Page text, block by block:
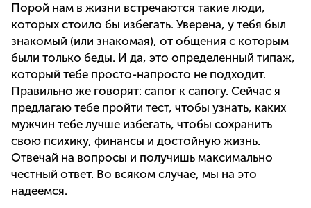
Порой нам в жизни встречаются такие люди,
которых стоило бы избегать. Уверена, у тебя был
знакомый (или знакомая), от общения с которым
были только беды. И да, это определенный типаж,
который тебе просто-напросто не подходит.
Правильно же говорят: сапог к сапогу. Сейчас я
предлагаю тебе пройти тест, чтобы узнать, каких
мужчин тебе лучше избегать, чтобы сохранить
свою психику, финансы и достойную жизнь.
Отвечай на вопросы и получишь максимально
честный ответ. Во всяком случае, мы на это
надеемся.